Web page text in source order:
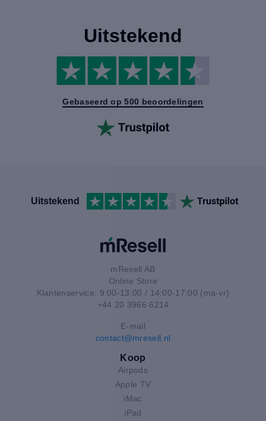
Uitstekend
Gebaseerd op 500 beoordelingen
Uitstekend
mResell AB
Online Store
Klantenservice: 9:00-13:00 / 14:00-17:00 (ma-vr)
+44 20 3966 6214
E-mail
contact@mresell.nl
Koop
Airpods
Apple TV
iMac
iPad